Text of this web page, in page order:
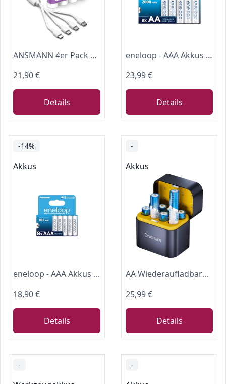
ANSMANN 4er Pack Li-Ion Akku Mignon AA 1800mAh mit USB-C Ladeanschluss
21,90 €
Details
eneloop - AAA Akkus Wiederaufladbar (8 Stück) - 2000 mAh NiMH Batterien
23,99 €
Details
-14%
Akkus
eneloop - AAA Akkus Wiederaufladbar (8 Stück) - 800 mAh NiMH Batterien
18,90 €
Details
-
Akkus
AA Wiederaufladbare Lithium Akkus 8 Pack mit Ladegerät, 1.5V 3600mWh Hohe Kapazität Wiederaufladbare AA Akkus, 2000 Zyklen Lang anhaltende Li-Ion Doubel A Batterien
25,99 €
Details
- -